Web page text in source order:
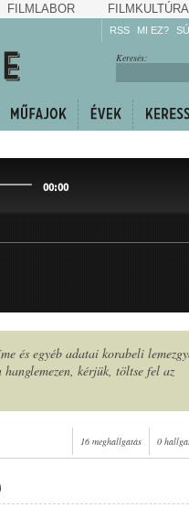
FILMLABOR FILMKULTÚRA
RSS MI EZ?
Keresés:
00:00
és egyéb adatai korabeli
kérjük, töltse fel az
16 meghallgatás 0